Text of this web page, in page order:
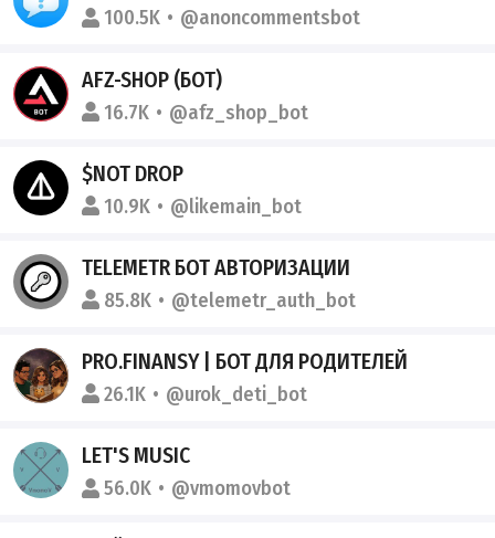
100.5K @anoncommentsbot
AFZ-SHOP (БОТ)
16.7K @afz_shop_bot
$NOT DROP
10.9K @likemain_bot
TELEMETR БОТ АВТОРИЗАЦИИ
85.8K @telemetr_auth_bot
PRO.FINANSY | БОТ ДЛЯ РОДИТЕЛЕЙ
26.1K @urok_deti_bot
LET'S MUSIC
56.0K @vmomovbot